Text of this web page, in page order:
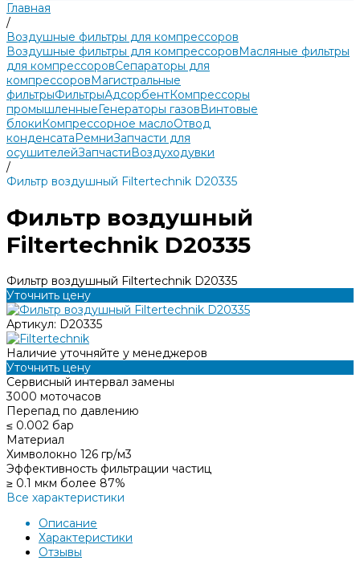
Главная
/
Воздушные фильтры для компрессоров
Воздушные фильтры для компрессоровМасляные фильтры
для компрессоровСепараторы для
компрессоровМагистральные
фильтрыФильтрыАдсорбентКомпрессоры
промышленныеГенераторы газовВинтовые
блокиКомпрессорное маслоОтвод
конденсатаРемниЗапчасти для
осушителейЗапчастиВоздуходувки
/
Фильтр воздушный Filtertechnik D20335
Фильтр воздушный
Filtertechnik D20335
Фильтр воздушный Filtertechnik D20335
Уточнить цену
Артикул: D20335
Наличие уточняйте у менеджеров
Уточнить цену
Сервисный интервал замены
3000 моточасов
Перепад по давлению
≤ 0.002 бар
Материал
Химволокно 126 гр/м3
Эффективность фильтрации частиц
≥ 0.1 мкм более 87%
Все характеристики
Описание
Характеристики
Отзывы